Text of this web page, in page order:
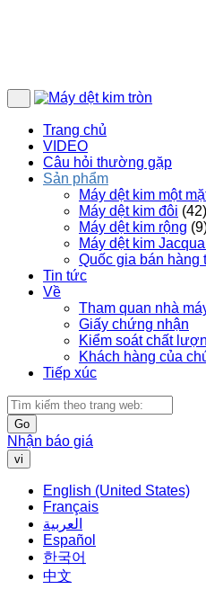
Trang chủ
VIDEO
Câu hỏi thường gặp
Sản phẩm
Máy dệt kim một
Máy dệt kim đôi (42)
Máy dệt kim rộng
Máy dệt kim
Quốc gia bán hàng
Tin tức
Về
Tham quan nhà
Giấy chứng nhận
Kiểm soát chất
Khách hàng của
Tiếp xúc
Go
Nhận báo giá
vi
English (United States)
Français
العربية
Español
한국어
中文